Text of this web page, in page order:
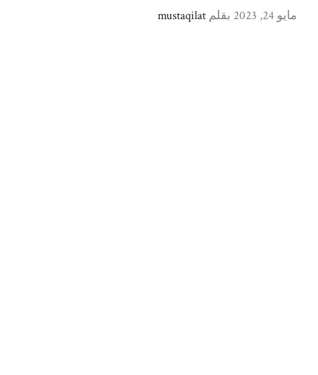
مايو 24, 2023 بقلم mustaqilat